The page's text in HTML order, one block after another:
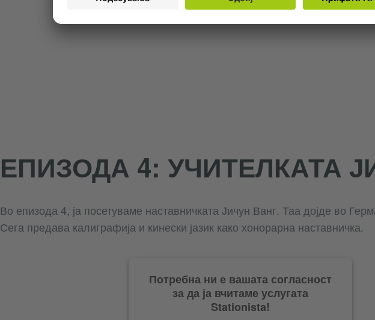
ЕПИЗОДА 4: УЧИТЕЛКАТА
Во епизода 4, ја посетуваме наставничката Јичун Ванг. Таа дојде во
Сега предава калиграфија и кинески јазик како хонорарна наставничка.
Потребна ни е вашата согласност
за да ја вчитаме услугата
Stationista!